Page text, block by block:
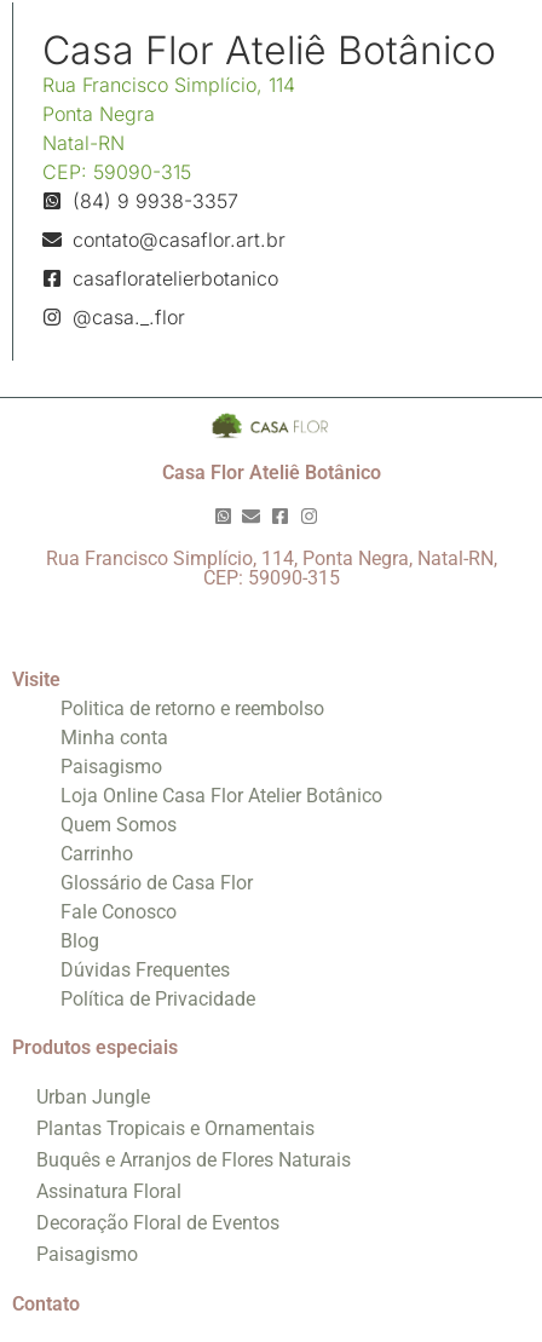
Casa Flor Ateliê Botânico
Rua Francisco Simplício, 114
Ponta Negra
Natal-RN
CEP: 59090-315
(84) 9 9938-3357
contato@casaflor.art.br
casafloratelierbotanico
@casa._.flor
Casa Flor Ateliê Botânico
Rua Francisco Simplício, 114, Ponta Negra, Natal-RN,
CEP: 59090-315
Visite
Politica de retorno e reembolso
Minha conta
Paisagismo
Loja Online Casa Flor Atelier Botânico
Quem Somos
Carrinho
Glossário de Casa Flor
Fale Conosco
Blog
Dúvidas Frequentes
Política de Privacidade
Produtos especiais
Urban Jungle
Plantas Tropicais e Ornamentais
Buquês e Arranjos de Flores Naturais
Assinatura Floral
Decoração Floral de Eventos
Paisagismo
Contato